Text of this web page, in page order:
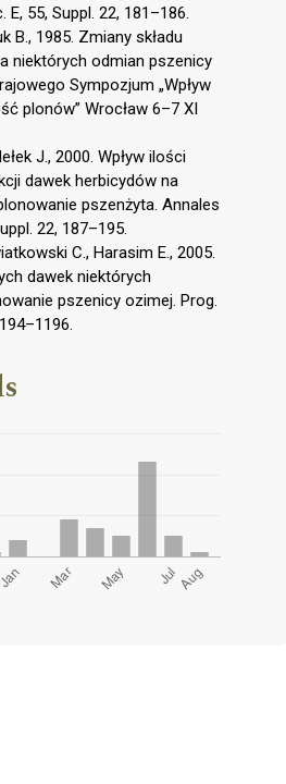
E, 55, Suppl. 22, 181–186.
B., 1985. Zmiany składu
niektórych odmian pszenicy
Sympozjum „Wpływ
plonów” Wrocław 6–7 XI
J., 2000. Wpływ ilości
dawek herbicydów na
pszenżyta. Annales
22, 187–195.
C., Harasim E., 2005.
dawek niektórych
pszenicy ozimej. Prog.